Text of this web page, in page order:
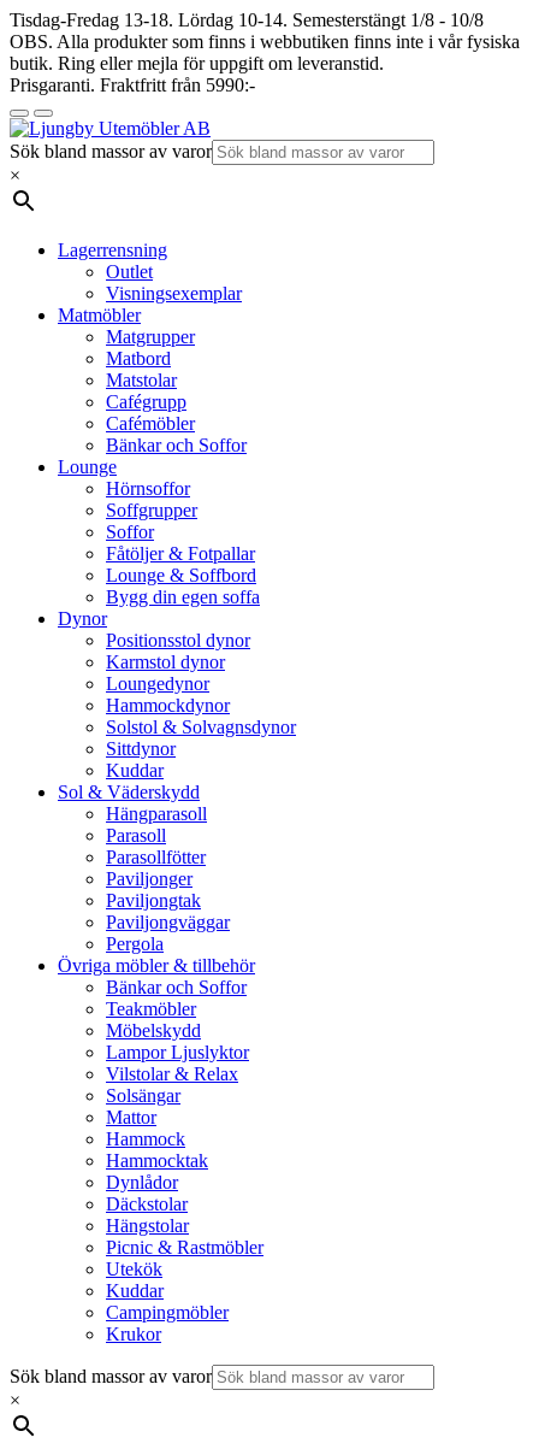
Tisdag-Fredag 13-18. Lördag 10-14. Semesterstängt 1/8 - 10/8
OBS. Alla produkter som finns i webbutiken finns inte i vår fysiska
butik. Ring eller mejla för uppgift om leveranstid.
Prisgaranti. Fraktfritt från 5990:-
Sök bland massor av varor
×
Lagerrensning
Outlet
Visningsexemplar
Matmöbler
Matgrupper
Matbord
Matstolar
Cafégrupp
Cafémöbler
Bänkar och Soffor
Lounge
Hörnsoffor
Soffgrupper
Soffor
Fåtöljer & Fotpallar
Lounge & Soffbord
Bygg din egen soffa
Dynor
Positionsstol dynor
Karmstol dynor
Loungedynor
Hammockdynor
Solstol & Solvagnsdynor
Sittdynor
Kuddar
Sol & Väderskydd
Hängparasoll
Parasoll
Parasollfötter
Paviljonger
Paviljongtak
Paviljongväggar
Pergola
Övriga möbler & tillbehör
Bänkar och Soffor
Teakmöbler
Möbelskydd
Lampor Ljuslyktor
Vilstolar & Relax
Solsängar
Mattor
Hammock
Hammocktak
Dynlådor
Däckstolar
Hängstolar
Picnic & Rastmöbler
Utekök
Kuddar
Campingmöbler
Krukor
Sök bland massor av varor
×